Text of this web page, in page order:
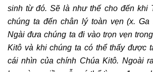
sinh từ đó. Sẽ là như thế cho đến khi
chúng ta đến chân lý toàn vẹn (x. Ga
Ngài đưa chúng ta đi vào trọn vẹn
Kitô và khi chúng ta có thể thấy được
cái nhìn của chính Chúa Kitô. Ngoài